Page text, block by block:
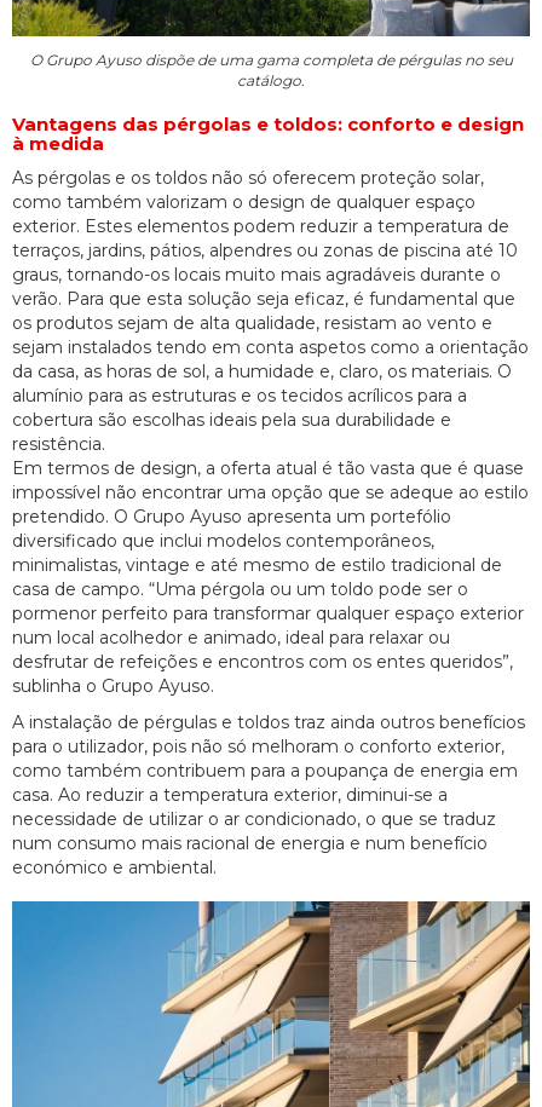
O Grupo Ayuso dispõe de uma gama completa de pérgulas no seu
catálogo.
Vantagens das pérgolas e toldos: conforto e design
à medida
As pérgolas e os toldos não só oferecem proteção solar,
como também valorizam o design de qualquer espaço
exterior. Estes elementos podem reduzir a temperatura de
terraços, jardins, pátios, alpendres ou zonas de piscina até 10
graus, tornando-os locais muito mais agradáveis durante o
verão. Para que esta solução seja eficaz, é fundamental que
os produtos sejam de alta qualidade, resistam ao vento e
sejam instalados tendo em conta aspetos como a orientação
da casa, as horas de sol, a humidade e, claro, os materiais. O
alumínio para as estruturas e os tecidos acrílicos para a
cobertura são escolhas ideais pela sua durabilidade e
resistência.
Em termos de design, a oferta atual é tão vasta que é quase
impossível não encontrar uma opção que se adeque ao estilo
pretendido. O Grupo Ayuso apresenta um portefólio
diversificado que inclui modelos contemporâneos,
minimalistas, vintage e até mesmo de estilo tradicional de
casa de campo. “Uma pérgola ou um toldo pode ser o
pormenor perfeito para transformar qualquer espaço exterior
num local acolhedor e animado, ideal para relaxar ou
desfrutar de refeições e encontros com os entes queridos”,
sublinha o Grupo Ayuso.
A instalação de pérgulas e toldos traz ainda outros benefícios
para o utilizador, pois não só melhoram o conforto exterior,
como também contribuem para a poupança de energia em
casa. Ao reduzir a temperatura exterior, diminui-se a
necessidade de utilizar o ar condicionado, o que se traduz
num consumo mais racional de energia e num benefício
económico e ambiental.